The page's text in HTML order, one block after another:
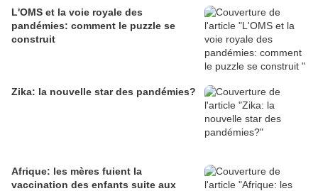
L'OMS et la voie royale des
pandémies: comment le puzzle se
construit
Zika: la nouvelle star des pandémies?
Afrique: les mères fuient la
vaccination des enfants suite aux